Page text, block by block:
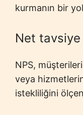
kurmanın bir
Net tavsiye
NPS,
veya
istekliliğini ölçen